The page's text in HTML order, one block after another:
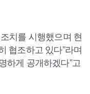
치를 시행했으며 현
협조하고 있다”라며
하게 공개하겠다”고